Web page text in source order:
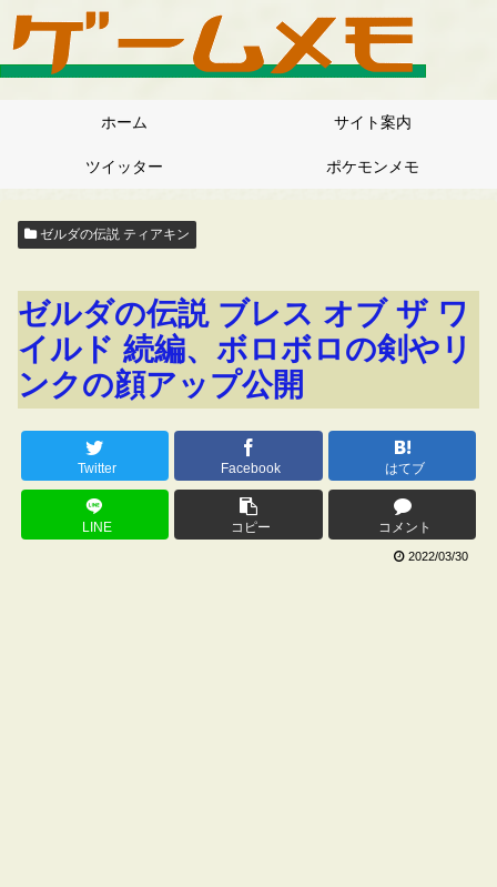
ホーム サイト案内
ツイッター ポケモンメモ
ゼルダの伝説 ティアキン
ゼルダの伝説 ブレス オブ ザ ワ
イルド 続編、ボロボロの剣やリ
ンクの顔アップ公開
Twitter Facebook はてブ
LINE コピー コメント
2022/03/30